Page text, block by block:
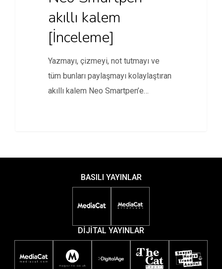
akıllı kalem
[İnceleme]
Yazmayı, çizmeyi, not tutmayı ve
tüm bunları paylaşmayı kolaylaştıran
akıllı kalem Neo Smartpen’e
BASILI YAYINLAR
DİJİTAL YAYINLAR